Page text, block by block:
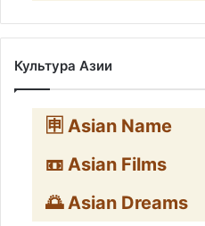
Культура Азии
🈸 Asian Name
📼 Asian Films
🌅 Asian Dreams